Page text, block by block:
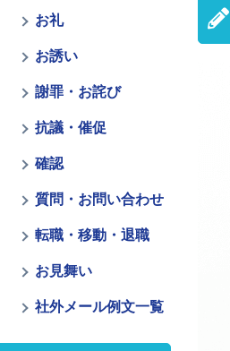
お礼
お誘い
謝罪・お詫び
抗議・催促
確認
質問・お問い合わせ
転職・移動・退職
お見舞い
社外メール例文一覧